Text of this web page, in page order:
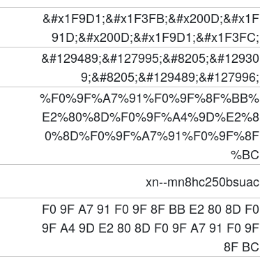
&#x1F9D1;&#x1F3FB;&#x200D;&#x1F
91D;&#x200D;&#x1F9D1;&#x1F3FC;
&#129489;&#127995;&#8205;&#12930
9;&#8205;&#129489;&#127996;
%F0%9F%A7%91%F0%9F%8F%BB%
E2%80%8D%F0%9F%A4%9D%E2%8
0%8D%F0%9F%A7%91%F0%9F%8F
%BC
xn--mn8hc250bsuac
F0 9F A7 91 F0 9F 8F BB E2 80 8D F0
9F A4 9D E2 80 8D F0 9F A7 91 F0 9F
8F BC